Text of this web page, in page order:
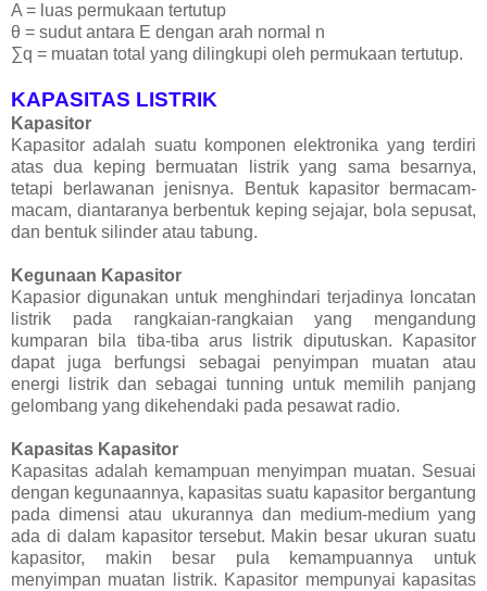
A = luas permukaan tertutup
θ = sudut antara E dengan arah normal n
∑q = muatan total yang dilingkupi oleh permukaan tertutup.
KAPASITAS LISTRIK
Kapasitor
Kapasitor adalah suatu komponen elektronika yang terdiri
atas dua keping bermuatan listrik yang sama besarnya,
tetapi berlawanan jenisnya. Bentuk kapasitor bermacam-
macam, diantaranya berbentuk keping sejajar, bola sepusat,
dan bentuk silinder atau tabung.
Kegunaan Kapasitor
Kapasior digunakan untuk menghindari terjadinya loncatan
listrik pada rangkaian-rangkaian yang mengandung
kumparan bila tiba-tiba arus listrik diputuskan. Kapasitor
dapat juga berfungsi sebagai penyimpan muatan atau
energi listrik dan sebagai tunning untuk memilih panjang
gelombang yang dikehendaki pada pesawat radio.
Kapasitas Kapasitor
Kapasitas adalah kemampuan menyimpan muatan. Sesuai
dengan kegunaannya, kapasitas suatu kapasitor bergantung
pada dimensi atau ukurannya dan medium-medium yang
ada di dalam kapasitor tersebut. Makin besar ukuran suatu
kapasitor, makin besar pula kemampuannya untuk
menyimpan muatan listrik. Kapasitor mempunyai kapasitas